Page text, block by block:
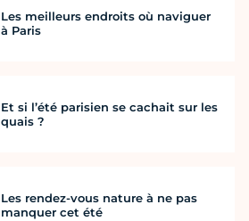
Les meilleurs endroits où naviguer
à Paris
Et si l’été parisien se cachait sur les
quais ?
Les rendez-vous nature à ne pas
manquer cet été